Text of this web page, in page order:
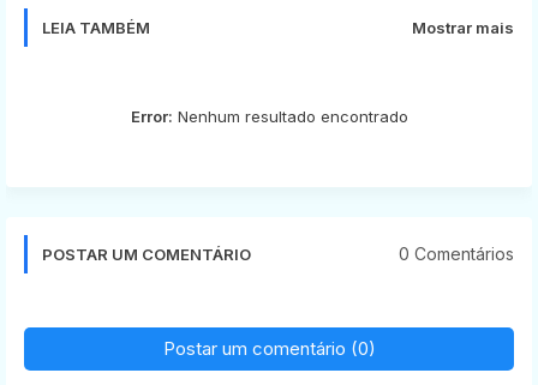
LEIA TAMBÉM Mostrar mais
Error: Nenhum resultado encontrado
POSTAR UM COMENTÁRIO 0 Comentários
Postar um comentário (0)